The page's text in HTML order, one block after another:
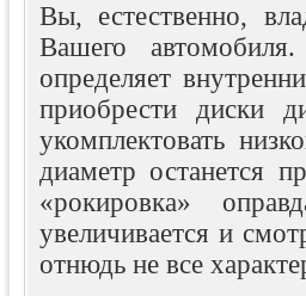
Вы, естественно,
Вашего
определяет
приобрести диски
укомплектовать
диаметр останется
«рокировка»
увеличивается и
отнюдь не все